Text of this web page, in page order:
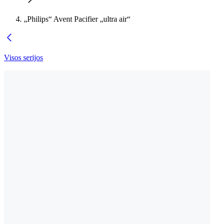
„Philips“ Avent Pacifier „ultra air“
Visos serijos